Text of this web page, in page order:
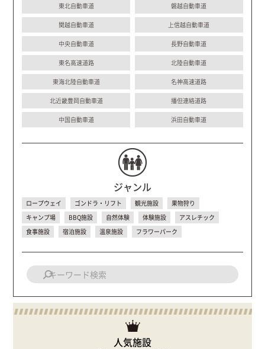
東北自動車道 磐越自動車道
関越自動車道 上信越自動車道
中央自動車道 長野自動車道
東名高速道路 北陸自動車道
東海北陸自動車道 名神高速道路
北近畿豊岡自動車道 播但連絡道路
中国自動車道 浜田自動車道
ジャンル
ロープウェイ ゴンドラ・リフト 観光施設
果物狩り
キャンプ場
BBQ施設 自然体験 体験施設
アスレチック
食事施設
宿泊施設 温泉施設 フラワーパーク
人気施設